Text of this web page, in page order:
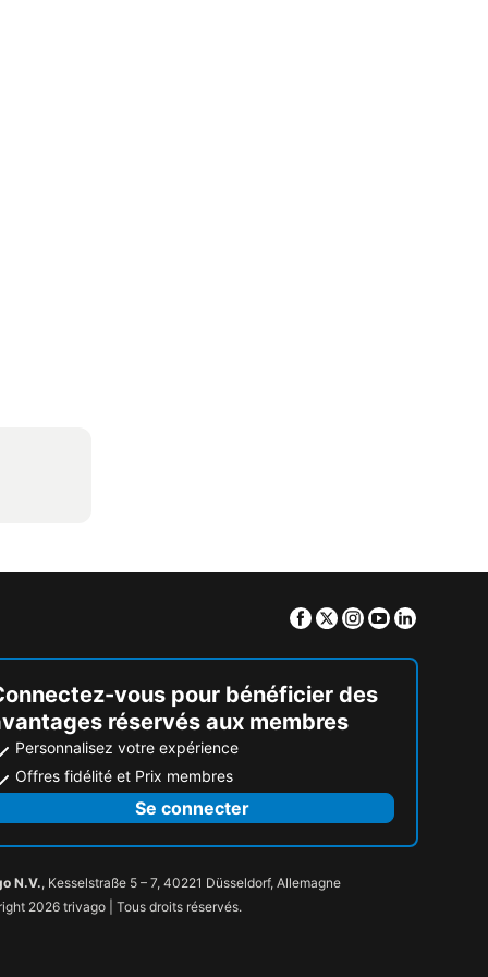
Facebook
TwitterInstagram
Youtube
vous pour bénéficier des
réservés aux membres
Personnalisez votre expérience
Offres fidélité et Prix membres
Se connecter
N.V., Kesselstraße 5 – 7, 40221 Düsseldorf, Allemagne
2026 trivago | Tous droits réservés.